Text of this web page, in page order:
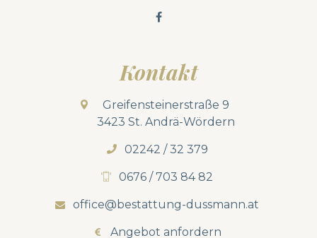
Kontakt
Greifensteinerstraße 9
3423 St. Andrä-Wördern
02242 / 32 379
0676 / 703 84 82
office@bestattung-dussmann.at
Angebot anfordern